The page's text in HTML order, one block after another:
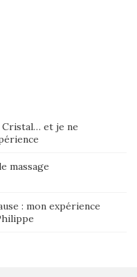
Cristal… et je ne
massage
: mon expérience